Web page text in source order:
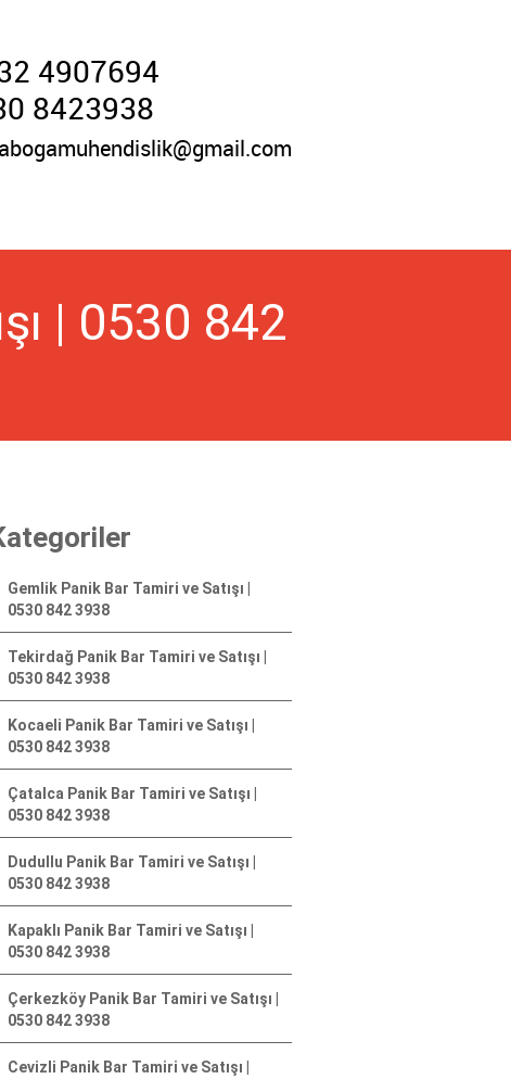
4907694
8423938
| 0530 842
Gemlik Panik Bar Tamiri ve Satışı |
0530 842 3938
Tekirdağ Panik Bar Tamiri ve Satışı |
0530 842 3938
Kocaeli Panik Bar Tamiri ve Satışı |
0530 842 3938
Çatalca Panik Bar Tamiri ve Satışı |
0530 842 3938
Dudullu Panik Bar Tamiri ve Satışı |
0530 842 3938
Kapaklı Panik Bar Tamiri ve Satışı |
0530 842 3938
Çerkezköy Panik Bar Tamiri ve Satışı |
0530 842 3938
Cevizli Panik Bar Tamiri ve Satışı |